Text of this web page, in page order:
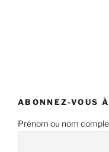
ABONNEZ-VOUS
Prénom ou nom